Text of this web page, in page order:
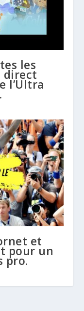
les
direct
l’Ultra
et
pour un
pro.